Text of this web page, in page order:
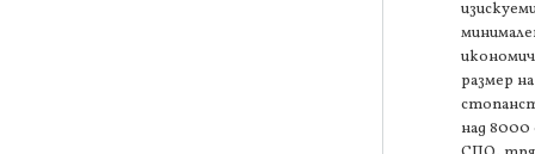
размер на
над 8000